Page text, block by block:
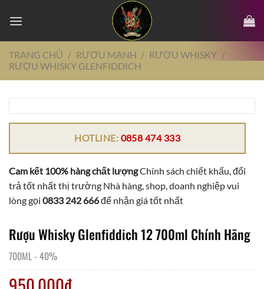
đến
dungTRANG CHỦ / RƯỢU MẠNH / RƯỢU WHISKY /
RƯỢU WHISKY GLENFIDDICH
HOTLINE: 0858 474 333
Cam kết 100% hàng chất lượngChính sách chiết khấu, đổi
trả tốt nhất thị trường Nhà hàng, shop, doanh nghiệp vui
lòng gọi 0833 242 666để nhận giá tốt nhất
Rượu Whisky Glenfiddich 12 700ml Chính Hãng
700ML- 40%